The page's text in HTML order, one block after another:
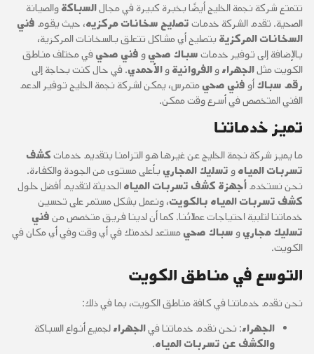
تتمتع شركة نجمة الخليج أيضًا بخبرة كبيرة في مجالالسباكةوالصيانة
الصحية. تقدم الشركة خدماتتصليح سخانات مركزيه، حيث يقوم فني
السخانات المركزية بتصليح أي مشاكل تتعلق بالسخانات المركزية،
بالإضافة إلى توفير خدماتسباك صحيو فني صحي في مختلف مناطق
الكويت مثلالجهراءوالفروانيةوالأحمدي. في حال كنت بحاجة إلى
رقم سباكأو فني صحيمتمرس، يمكن لشركة نجمة الخليج توفير الدعم
الفني المتخصص في أسرع وقت ممكن.
تميز خدماتنا
ما يميز شركة نجمة الخليج عن غيرها هو التزامنا بتقديم خدماتكشف
تسربات المياهو تسليك المجاري بأعلى مستوى من الجودة والكفاءة.
نحن نستخدمأجهزة كشف تسربات المياهالحديثة لتقديم أفضل حلول
كشف تسربات المياه بالكويت، ونعمل بشكل مستمر على تحسين
خدماتنا لتلبية احتياجات عملائنا. كما أن لدينا فريق متخصص منفني
تسليك مجاريو سباك صحيمستعد لخدمتك في أي وقت وفي أي مكان في
الكويت.
التوسع في مناطق الكويت
نحن نقدم خدماتنا في كافة مناطق الكويت، بما في ذلك:
الجهراء: نحن نقدم خدماتنا فيالجهراءلجميع أنواع السباكة
والكشف عن تسربات المياه.